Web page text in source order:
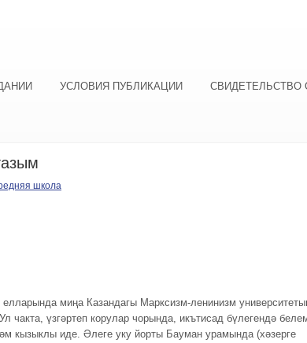
УСЛОВИЯ ПУБЛИКАЦИИ СВИДЕТЕЛЬСТВО
школа
миңа Казандагы Марксизм-ленинизм
чакта, үзгәртеп корулар чорында, икътисад бүлегендә
кызыклы иде. Әлеге уку йорты Бауман урамында (хәзерге